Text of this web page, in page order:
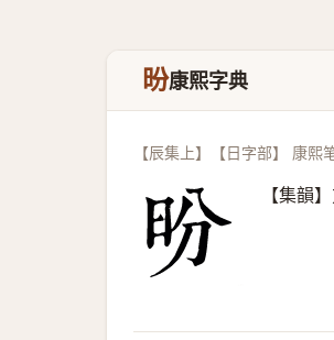
昐康熙字典
【辰集上】【日字部】 康
【集韻